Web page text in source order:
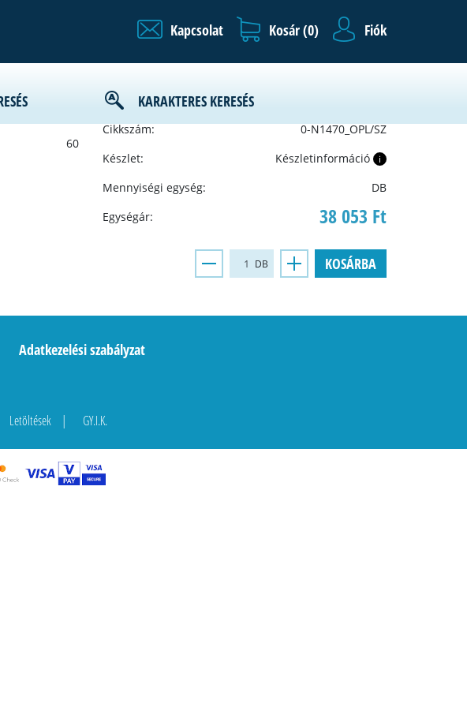
Kapcsolat Kosár (0) Fiók
KARAKTERES KERESÉS
60
Gyártó:
Cikkszám:
0-N1470_OPL/SZ
Készlet:
Készletinformáció i
Mennyiségi egység:
DB
Egységár:
38 053 Ft
DB KOSÁRBA
Adatkezelési szabályzat
Letöltések GY.I.K.